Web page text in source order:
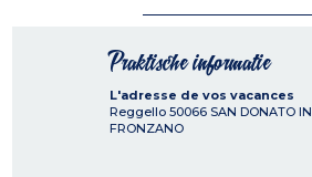
Praktische informatie
L'adresse de vos vacances
Reggello 50066 SAN DONATO IN
FRONZANO